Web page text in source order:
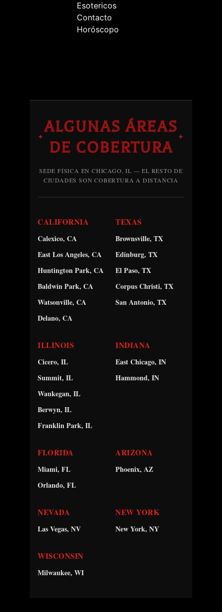
Esotericos
Contacto
Horóscopo
✦
ALGUNAS ÁREAS
DE COBERTURA
✦
SEDE FÍSICA EN CHICAGO, IL — EL RESTO DE
CIUDADES SON COBERTURA A DISTANCIA
CALIFORNIA
Calexico, CA
East Los Angeles, CA
Huntington Park, CA
Baldwin Park, CA
Watsonville, CA
Delano, CA
TEXAS
Brownsville, TX
Edinburg, TX
El Paso, TX
Corpus Christi, TX
San Antonio, TX
ILLINOIS
Cicero, IL
Summit, IL
Waukegan, IL
Berwyn, IL
Franklin Park, IL
INDIANA
East Chicago, IN
Hammond, IN
FLORIDA
Miami, FL
Orlando, FL
ARIZONA
Phoenix, AZ
NEVADA
Las Vegas, NV
NEW YORK
New York, NY
WISCONSIN
Milwaukee, WI